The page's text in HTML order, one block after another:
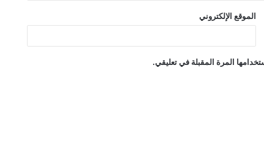
الموقع الإلكتروني
المرة المقبلة في تعليقي.